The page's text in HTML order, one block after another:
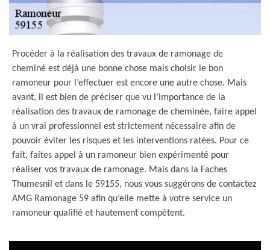
Procéder à la réalisation des travaux de ramonage de
cheminé est déjà une bonne chose mais choisir le bon
ramoneur pour l’effectuer est encore une autre chose. Mais
avant, il est bien de préciser que vu l’importance de la
réalisation des travaux de ramonage de cheminée, faire appel
à un vrai professionnel est strictement nécessaire afin de
pouvoir éviter les risques et les interventions ratées. Pour ce
fait, faites appel à un ramoneur bien expérimenté pour
réaliser vos travaux de ramonage. Mais dans la Faches
Thumesnil et dans le 59155, nous vous suggérons de contactez
AMG Ramonage 59 afin qu’elle mette à votre service un
ramoneur qualifié et hautement compétent.